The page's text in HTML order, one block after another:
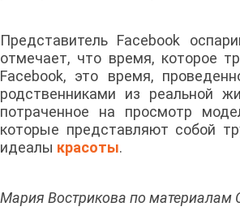
Представитель Facebook
отмечает, что время, которое
Facebook, это время,
родственниками из реальной
потраченное на просмотр
которые представляют собой
идеалы красоты.
Мария Вострикова по материалам